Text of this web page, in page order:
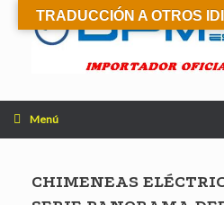
contenido
Menú
CHIMENEAS
TRADUCCIÓN A OTROS